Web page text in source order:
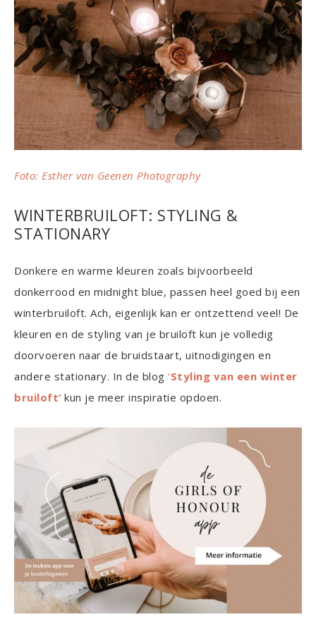
Foto: Esther van Geenen Photography
WINTERBRUILOFT: STYLING &
STATIONARY
Donkere en warme kleuren zoals bijvoorbeeld
donkerrood en midnight blue, passen heel goed bij een
winterbruiloft. Ach, eigenlijk kan er ontzettend veel! De
kleuren en de styling van je bruiloft kun je volledig
doorvoeren naar de bruidstaart, uitnodigingen en
andere stationary. In de blog ‘Styling van een winter
bruiloft’ kun je meer inspiratie opdoen.